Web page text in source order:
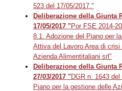
523 del 17/05/2017."
Deliberazione della Giunta
17/05/2017 "Por FSE 2014-
8.1. Adozione del Piano per
Attiva del Lavoro Area di
Azienda Alimentitaliani srl"
Deliberazione della Giunta
27/03/2017 "DGR n. 1643
Piano per la gestione delle